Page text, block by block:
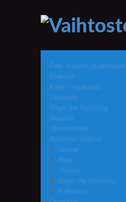
Pelit, konsolit ja tarvikkeet
Elokuvat
Kirjat / sarjakuvat
Lautapelit
Magic the Gathering
Musiikki
Oheistuotteet
Artikkelit / Uutiset
Uutiset
Blogi
Yleinen
Magic the Gathering
Pelihuone